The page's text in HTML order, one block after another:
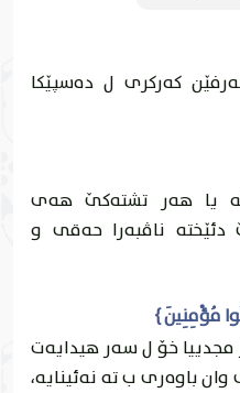
كه‌ركرى ل ده‌سپێكا
يا هه‌ر تشته‌كێ هه‌ى
دئێخته‌ ناڤبه‌را حه‌قى و
خۆ ل سه‌ر هيدايه‌ت
باوه‌رى ب ته‌ نه‌ئينايه،